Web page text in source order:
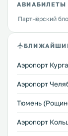
АВИАБИЛЕТЫ
Партнёрский
Аэропорт
Аэропорт
Тюмень
Аэропорт